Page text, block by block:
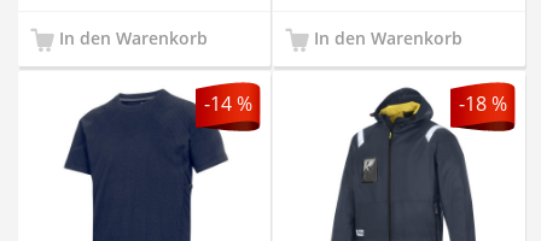
In den Warenkorb In den Warenkorb
-14 % -18 %